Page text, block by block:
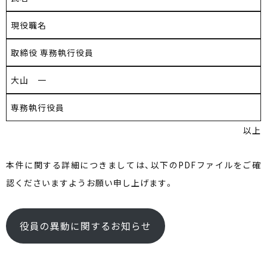
現役職名
取締役 専務執行役員
大山 一
専務執行役員
以上
本件に関する詳細につきましては、以下のPDFファイルをご確
認くださいますようお願い申し上げます。
役員の異動に関するお知らせ